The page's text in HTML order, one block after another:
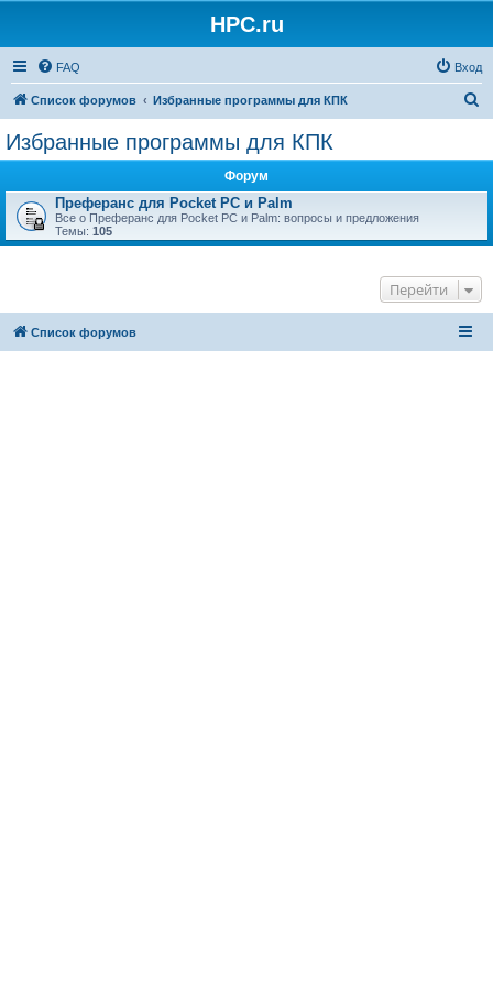
HPC.ru
FAQ Вход
Список форумов Избранные программы для КПК
Избранные программы для КПК
Форум
Преферанс для Pocket PC и Palm
Все о Преферанс для Pocket PC и Palm: вопросы и предложения
Темы: 105
Перейти
Список форумов